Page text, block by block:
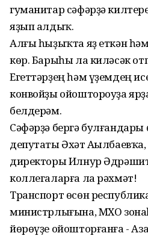
гуманитар сәфәрҙә
яҙып алдыҡ.
Алғы һыҙыҡта яҙ еткән
көр. Барыһы ла киләсәк
Егеттәрҙең һәм үҙемдең
конвойҙы ойоштороуҙа
белдерәм. ​
Сәфәрҙә бергә
депутаты Әхәт
директоры Илнур
коллегаларға ла рәхмәт!
Транспорт өсөн
министрлығына, МХО
йөрөүҙе ойошторғанға -